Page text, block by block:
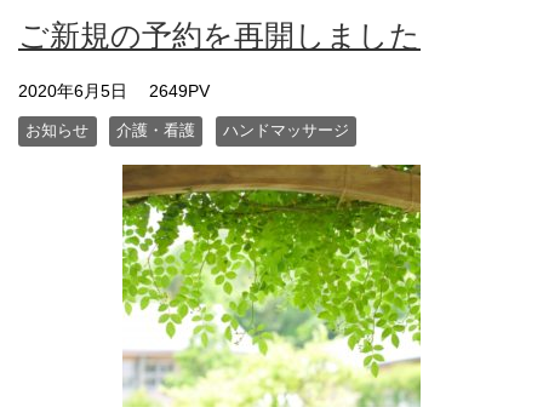
ご新規の予約を再開しました
2020年6月5日 2649PV
お知らせ 介護・看護 ハンドマッサージ